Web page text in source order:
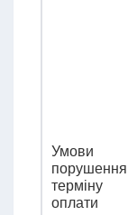
Умови
порушення
терміну
оплати